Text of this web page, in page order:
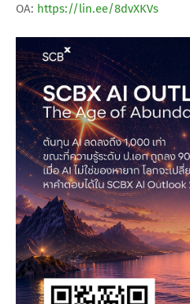
OA: https://lin.ee/8dvXKVs